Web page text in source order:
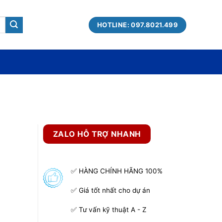
HOTLINE: 097.8021.499
ZALO HỖ TRỢ NHANH
✅ HÀNG CHÍNH HÃNG 100%
✅ Giá tốt nhất cho dự án
✅ Tư vấn kỹ thuật A - Z